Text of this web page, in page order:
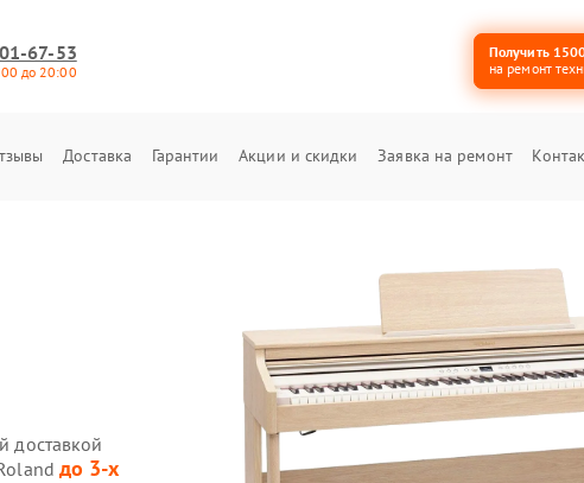
67-53
до 20:00
Получить
на ремонт
Доставка Гарантии Акции и скидки Заявка на ремонт
доставкой
до 3-х